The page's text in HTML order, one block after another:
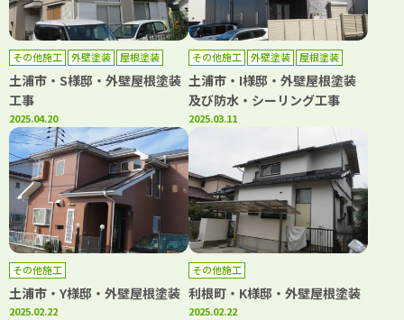
その他施工 外壁塗装 屋根塗装
土浦市・S様邸・外壁屋根塗装
工事
2025.04.20
その他施工 外壁塗装
屋根塗装
防水工事
土浦市・I様邸・外壁屋根塗装
及び防水・シーリング工事
2025.03.11
その他施工
土浦市・Y様邸・外壁屋根塗装
2025.02.22
その他施工
利根町・K様邸・外壁屋根塗装
2025.02.22